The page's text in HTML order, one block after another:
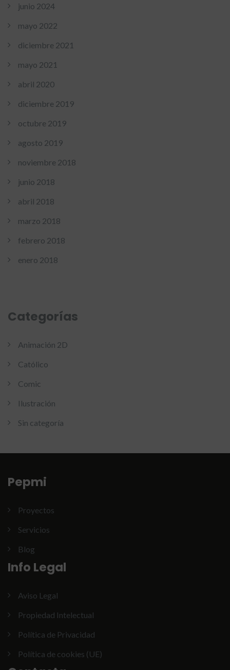
junio 2024
mayo 2022
diciembre 2021
mayo 2021
abril 2020
diciembre 2019
octubre 2019
agosto 2019
noviembre 2018
junio 2018
abril 2018
marzo 2018
febrero 2018
enero 2018
Categorías
Animación 2D
Católico
Comic
Ilustración
Sin categoría
Pepmi
Proyectos
Servicios
Blog
Info Legal
Aviso Legal
Propiedad Intelectual
Política de Privacidad
Política de cookies (UE)